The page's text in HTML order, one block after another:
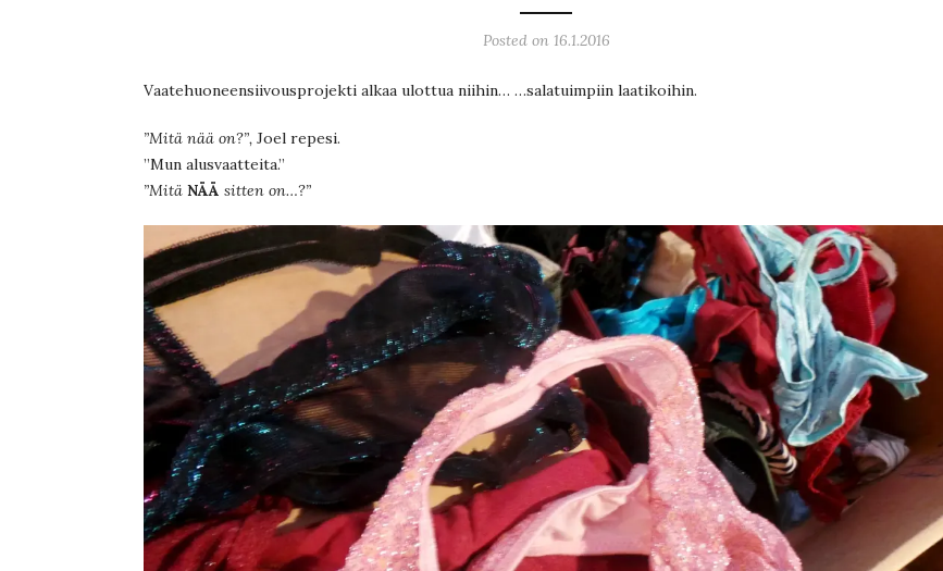
Posted on 16.1.2016
Vaatehuoneensiivousprojekti alkaa ulottua niihin… …salatuimpiin laatikoihin.
”Mitä nää on?”, Joel repesi.
”Mun alusvaatteita.”
”Mitä NÄÄ sitten on…?”